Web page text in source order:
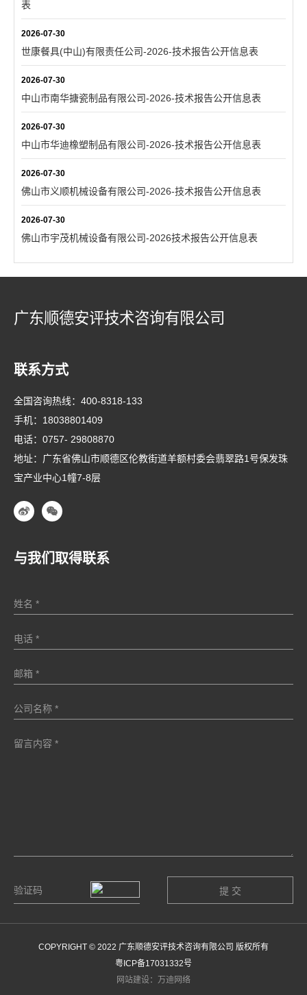
表
2026-07-30
世康餐具(中山)有限责任公司-2026-技术报告公开信息表
2026-07-30
中山市南华搪瓷制品有限公司-2026-技术报告公开信息表
2026-07-30
中山市华迪橡塑制品有限公司-2026-技术报告公开信息表
2026-07-30
佛山市义顺机械设备有限公司-2026-技术报告公开信息表
2026-07-30
佛山市宇茂机械设备有限公司-2026技术报告公开信息表
广东顺德安评技术咨询有限公司
联系方式
全国咨询热线： 400-8318-133
手机： 18038801409
电话： 0757- 29808870
地址：广东省佛山市顺德区伦教街道羊额村委会翡翠路1号保发珠
宝产业中心1幢7-8层
与我们取得联系
COPYRIGHT © 2022 广东顺德安评技术咨询有限公司 版权所有
粤ICP备17031332号
网站建设：万迪网络